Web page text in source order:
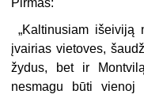
Pirmas:
„Kaltinusiam
įvairias vietoves,
žydus, bet ir
nesmagu būti